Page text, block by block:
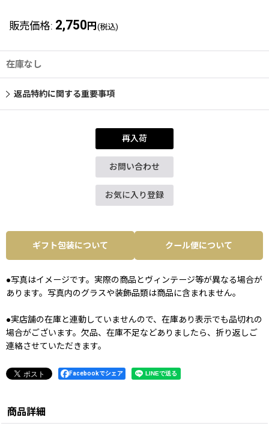
販売価格: 2,750 円 (税込)
在庫なし
返品特約に関する重要事項
再入荷
お問い合わせ
お気に入り登録
ギフト包装について クール便について
●写真はイメージです。実際の商品とヴィンテージ等が異なる場合が
あります。写真内のグラスや装飾品類は商品に含まれません。
●実店舗の在庫と連動していませんので、在庫あり表示でも品切れの
場合がございます。欠品、在庫不足などありましたら、折り返しご
連絡させていただきます。
Facebookでシェア
商品詳細